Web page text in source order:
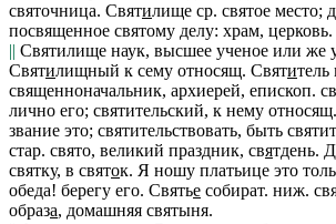
святочница. Святилище ср. святое место;
посвященное святому делу: храм, церковь.
|| Святилище наук, высшее ученое или же
Святилищный к сему относящ. Святитель
священноначальник, архиерей, епископ.
лично его; святительский, к нему относящ.
звание это; святительствовать, быть
стар. свято, великий праздник, святдень.
святку, в святок. Я ношу платьице это
обеда! берегу его. Святье собират. ниж.
образа, домашняя святыня.